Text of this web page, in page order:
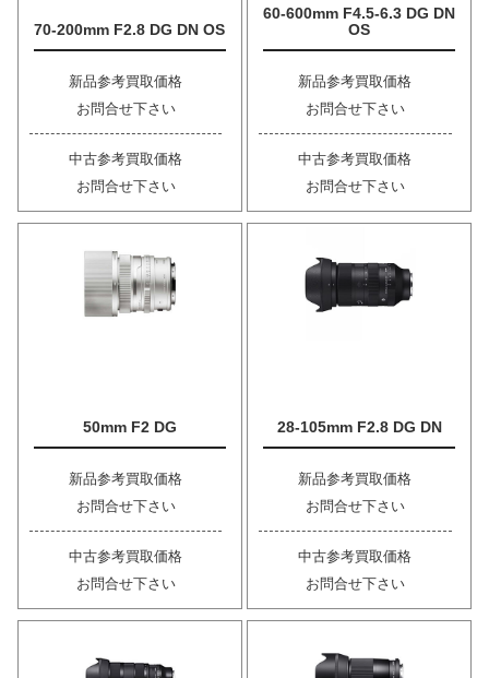
70-200mm F2.8 DG DN OS
新品参考買取価格
お問合せ下さい
中古参考買取価格
お問合せ下さい
60-600mm F4.5-6.3 DG DN
OS
新品参考買取価格
お問合せ下さい
中古参考買取価格
お問合せ下さい
50mm F2 DG
新品参考買取価格
お問合せ下さい
中古参考買取価格
お問合せ下さい
28-105mm F2.8 DG DN
新品参考買取価格
お問合せ下さい
中古参考買取価格
お問合せ下さい